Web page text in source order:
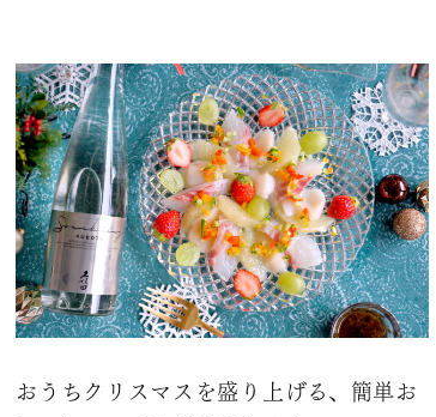
おうちクリスマスを盛り上げる、簡単お